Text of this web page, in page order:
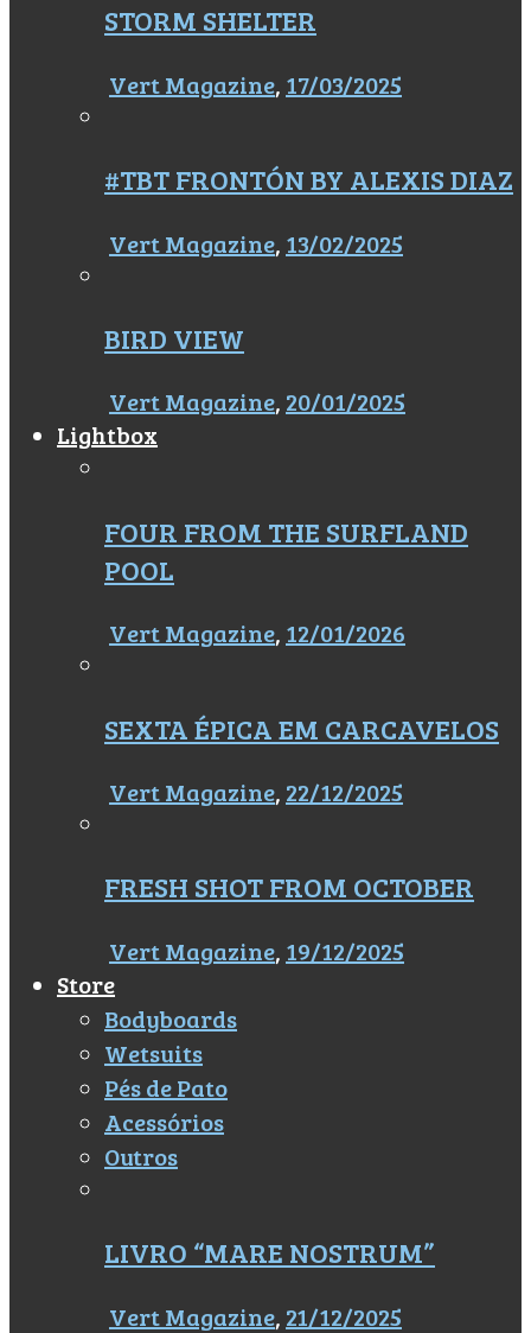
STORM SHELTER
Vert Magazine, 17/03/2025
#TBT FRONTÓN BY ALEXIS DIAZ
Vert Magazine, 13/02/2025
BIRD VIEW
Vert Magazine, 20/01/2025
Lightbox
FOUR FROM THE SURFLAND
POOL
Vert Magazine, 12/01/2026
SEXTA ÉPICA EM CARCAVELOS
Vert Magazine, 22/12/2025
FRESH SHOT FROM OCTOBER
Vert Magazine, 19/12/2025
Store
Bodyboards
Wetsuits
Pés de Pato
Acessórios
Outros
LIVRO “MARE NOSTRUM”
Vert Magazine, 21/12/2025